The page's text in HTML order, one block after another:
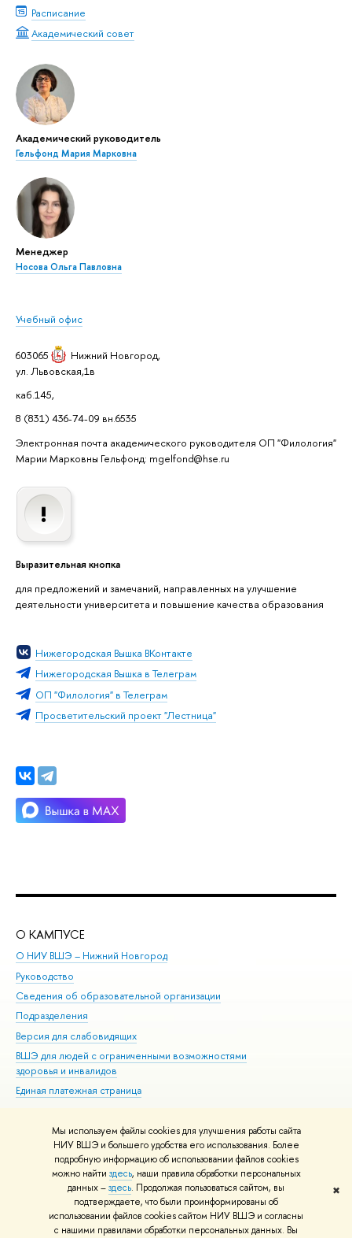
Мы используем файлы cookies для улучшения работы сайта
НИУ ВШЭ и большего удобства его использования. Более
подробную информацию об использовании файлов cookies
можно найти здесь, наши правила обработки персональных
данных –здесь. Продолжая пользоваться сайтом, вы
подтверждаете, что были проинформированы об
использовании файлов cookies сайтом НИУ ВШЭ и согласны
с нашими правилами обработки персональных данных. Вы
✖
Расписание
Академический совет
Академический руководитель
Гельфонд Мария Марковна
Менеджер
Носова Ольга Павловна
Учебный офис
603065 Нижний Новгород,
ул. Львовская,1в
каб.145,
8 (831) 436-74-09 вн.6535
Электронная почта академического руководителя ОП "Филология"
Марии Марковны Гельфонд: mgelfond@hse.ru
Выразительная кнопка
для предложений и замечаний, направленных на улучшение
деятельности университета и повышение качества образования
Нижегородская Вышка ВКонтакте
Нижегородская Вышка в Телеграм
ОП "Филология" в Телеграм
Просветительский проект "Лестница"
О КАМПУСЕ
О НИУ ВШЭ – Нижний Новгород
Руководство
Сведения об образовательной организации
Подразделения
Версия для слабовидящих
ВШЭ для людей с ограниченными возможностями
здоровья и инвалидов
Единая платежная страница
© НИУ ВШЭ 1993–2026 Адреса и контакты Условия использования
материалов Политика конфиденциальности Карта сайта